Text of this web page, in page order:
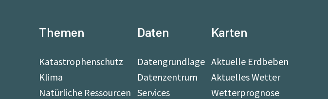
Themen
Katastrophenschutz
Klima
Natürliche Ressourcen
Daten
Datengrundlage
Datenzentrum
Services
Karten
Aktuelle Erdbeben
Aktuelles Wetter
Wetterprognose